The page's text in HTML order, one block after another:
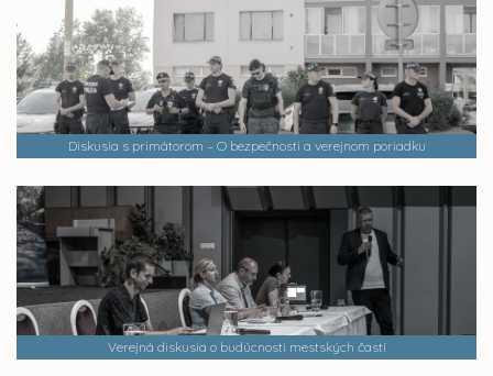
Diskusia s primátorom – O bezpečnosti a verejnom poriadku
Verejná diskusia o budúcnosti mestských častí